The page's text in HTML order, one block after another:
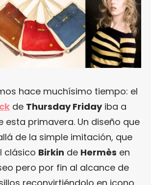
hace muchísimo tiempo: el
de Thursday Fridayiba a
esta primavera. Un diseño que
de la simple imitación, que
clásico Birkin de Hermès en
pero por fin al alcance de